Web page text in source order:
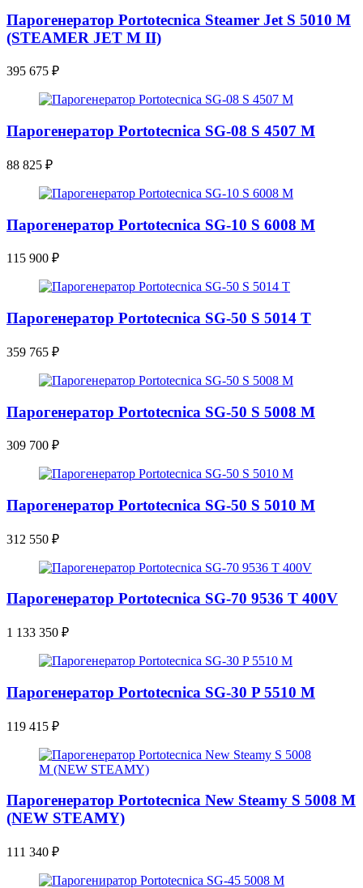
Парогенератор Portotecnica Steamer Jet S 5010 M
(STEAMER JET M II)
395 675 ₽
Парогенератор Portotecnica SG-08 S 4507 M
88 825 ₽
Парогенератор Portotecnica SG-10 S 6008 M
115 900 ₽
Парогенератор Portotecnica SG-50 S 5014 T
359 765 ₽
Парогенератор Portotecnica SG-50 S 5008 M
309 700 ₽
Парогенератор Portotecnica SG-50 S 5010 M
312 550 ₽
Парогенератор Portotecnica SG-70 9536 T 400V
1 133 350 ₽
Парогенератор Portotecnica SG-30 P 5510 M
119 415 ₽
Парогенератор Portotecnica New Steamy S 5008 M
(NEW STEAMY)
111 340 ₽